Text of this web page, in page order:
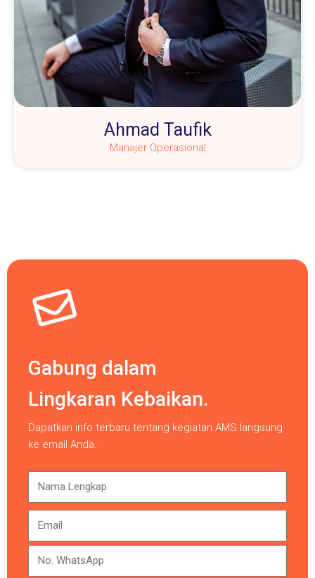
Ahmad Taufik
Manajer Operasional
Gabung dalam
Lingkaran Kebaikan.
Dapatkan info terbaru tentang kegiatan AMS langsung
ke email Anda.